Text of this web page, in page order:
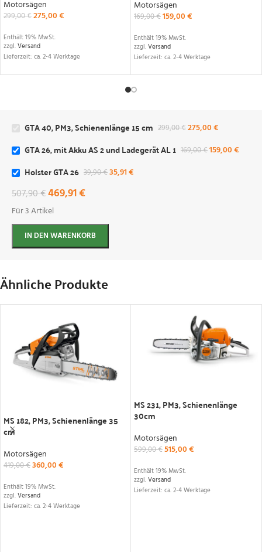
Motorsägen
299,00€275,00€
Enthält 19% MwSt.
zzgl.Versand
Lieferzeit: ca. 2-4 Werktage
Motorsägen
169,00€159,00€
Enthält 19% MwSt.
zzgl.Versand
Lieferzeit: ca. 2-4 Werktage
GTA 40, PM3, Schienenlänge 15 cm 299,00€275,00€
GTA 26, mit Akku AS 2 und Ladegerät AL 1 169,00€159,00€
Holster GTA 26 39,90€35,91€
507,90€469,91€
Für 3 Artikel
IN DEN WARENKORB
Ähnliche Produkte
MS 182, PM3, Schienenlänge 35
cm
Motorsägen
419,00€360,00€
Enthält 19% MwSt.
zzgl.Versand
Lieferzeit: ca. 2-4 Werktage
MS 231, PM3, Schienenlänge
30cm
Motorsägen
599,00€515,00€
Enthält 19% MwSt.
zzgl.Versand
Lieferzeit: ca. 2-4 Werktage